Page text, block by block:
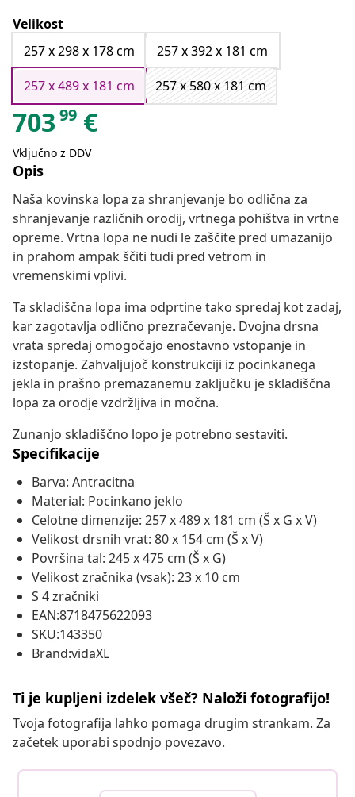
Velikost
257 x 298 x 178 cm
257 x 392 x 181 cm
257 x 489 x 181 cm
257 x 580 x 181 cm
703 99 €
Vključno z DDV
Opis
Naša kovinska lopa za shranjevanje bo odlična za
shranjevanje različnih orodij, vrtnega pohištva in vrtne
opreme. Vrtna lopa ne nudi le zaščite pred umazanijo
in prahom ampak ščiti tudi pred vetrom in
vremenskimi vplivi.
Ta skladiščna lopa ima odprtine tako spredaj kot zadaj,
kar zagotavlja odlično prezračevanje. Dvojna drsna
vrata spredaj omogočajo enostavno vstopanje in
izstopanje. Zahvaljujoč konstrukciji iz pocinkanega
jekla in prašno premazanemu zaključku je skladiščna
lopa za orodje vzdržljiva in močna.
Zunanjo skladiščno lopo je potrebno sestaviti.
Specifikacije
Barva: Antracitna
Material: Pocinkano jeklo
Celotne dimenzije: 257 x 489 x 181 cm (Š x G x V)
Velikost drsnih vrat: 80 x 154 cm (Š x V)
Površina tal: 245 x 475 cm (Š x G)
Velikost zračnika (vsak): 23 x 10 cm
S 4 zračniki
EAN:8718475622093
SKU:143350
Brand:vidaXL
Ti je kupljeni izdelek všeč? Naloži fotografijo!
Tvoja fotografija lahko pomaga drugim strankam. Za
začetek uporabi spodnjo povezavo.